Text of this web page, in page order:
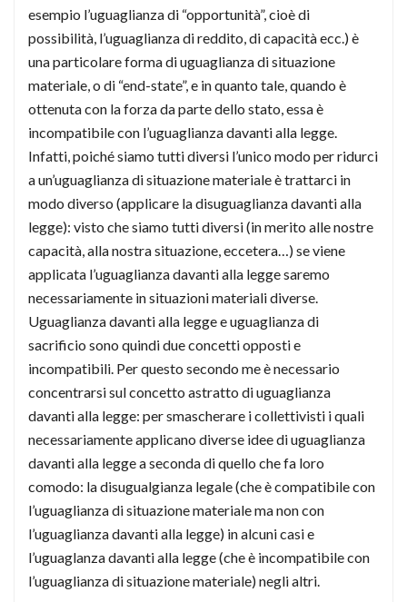
esempio l’uguaglianza di “opportunità”, cioè di
possibilità, l’uguaglianza di reddito, di capacità ecc.) è
una particolare forma di uguaglianza di situazione
materiale, o di “end-state”, e in quanto tale, quando è
ottenuta con la forza da parte dello stato, essa è
incompatibile con l’uguaglianza davanti alla legge.
Infatti, poiché siamo tutti diversi l’unico modo per ridurci
a un’uguaglianza di situazione materiale è trattarci in
modo diverso (applicare la disuguaglianza davanti alla
legge): visto che siamo tutti diversi (in merito alle nostre
capacità, alla nostra situazione, eccetera…) se viene
applicata l’uguaglianza davanti alla legge saremo
necessariamente in situazioni materiali diverse.
Uguaglianza davanti alla legge e uguaglianza di
sacrificio sono quindi due concetti opposti e
incompatibili. Per questo secondo me è necessario
concentrarsi sul concetto astratto di uguaglianza
davanti alla legge: per smascherare i collettivisti i quali
necessariamente applicano diverse idee di uguaglianza
davanti alla legge a seconda di quello che fa loro
comodo: la disugualgianza legale (che è compatibile con
l’uguaglianza di situazione materiale ma non con
l’uguaglianza davanti alla legge) in alcuni casi e
l’uguaglanza davanti alla legge (che è incompatibile con
l’uguaglianza di situazione materiale) negli altri.